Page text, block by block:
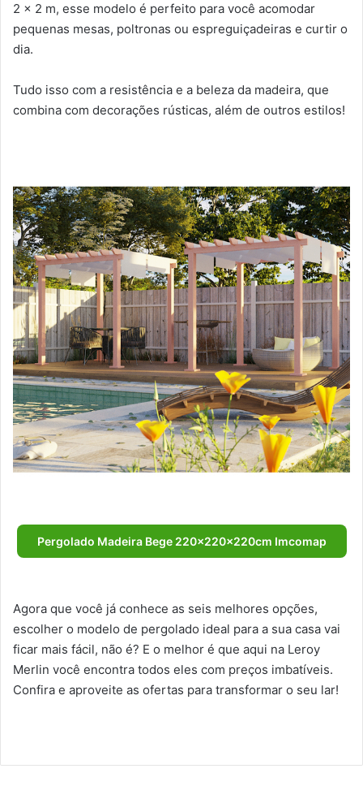
2 x 2 m, esse modelo é perfeito para você acomodar
pequenas mesas, poltronas ou espreguiçadeiras e curtir o
dia.
Tudo isso com a resistência e a beleza da madeira, que
combina com decorações rústicas, além de outros estilos!
Pergolado Madeira Bege 220x220x220cm Imcomap
Agora que você já conhece as seis melhores opções,
escolher o modelo de pergolado ideal para a sua casa vai
ficar mais fácil, não é? E o melhor é que aqui na Leroy
Merlin você encontra todos eles com preços imbatíveis.
Confira e aproveite as ofertas para transformar o seu lar!